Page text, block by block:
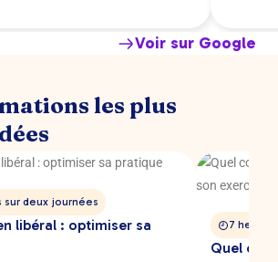
Voir sur Google
les plus
sur deux journées
libéral : optimiser sa
7
Quel